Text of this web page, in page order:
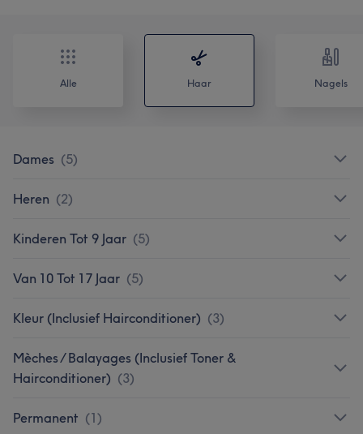
Alle Haar Nagels
Dames (5)
Heren (2)
Kinderen Tot 9 Jaar (5)
Van 10 Tot 17 Jaar (5)
Kleur (Inclusief Hairconditioner) (3)
Mèches / Balayages (Inclusief Toner &
Hairconditioner) (3)
Permanent (1)